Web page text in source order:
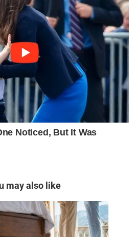
may also like